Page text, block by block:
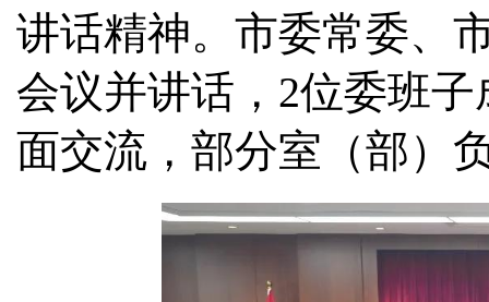
讲话精神。市委常委、
会议并讲话，2位委班
面交流，部分室（部）